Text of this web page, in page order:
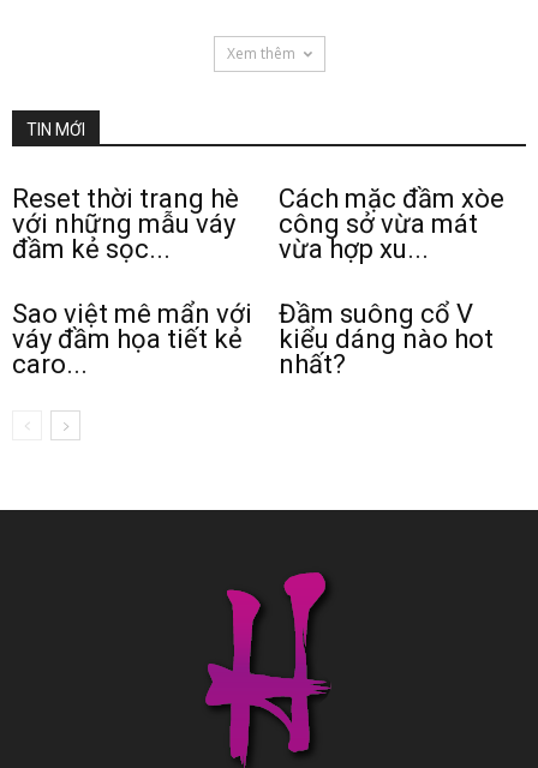
Xem thêm
TIN MỚI
Reset thời trang hè
với những mẫu váy
đầm kẻ sọc...
Cách mặc đầm xòe
công sở vừa mát
vừa hợp xu...
Sao việt mê mẩn với
váy đầm họa tiết kẻ
caro...
Đầm suông cổ V
kiểu dáng nào hot
nhất?